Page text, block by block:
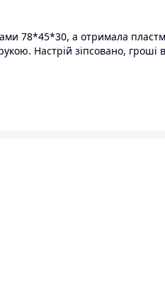
78*45*30, а отримала
Настрій зіпсовано,